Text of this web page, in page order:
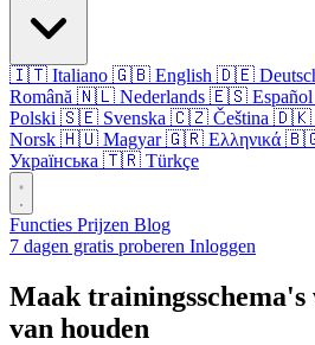
🇮🇹 Italiano 🇬🇧 English 🇩🇪
Română 🇳🇱 Nederlands 🇪🇸 Español
Polski 🇸🇪 Svenska 🇨🇿 Čeština 🇩🇰
Norsk 🇭🇺 Magyar 🇬🇷 Ελληνικά
Українська 🇹🇷 Türkçe
Functies Prijzen Blog
7 dagen gratis proberen Inloggen
Maak
van houden